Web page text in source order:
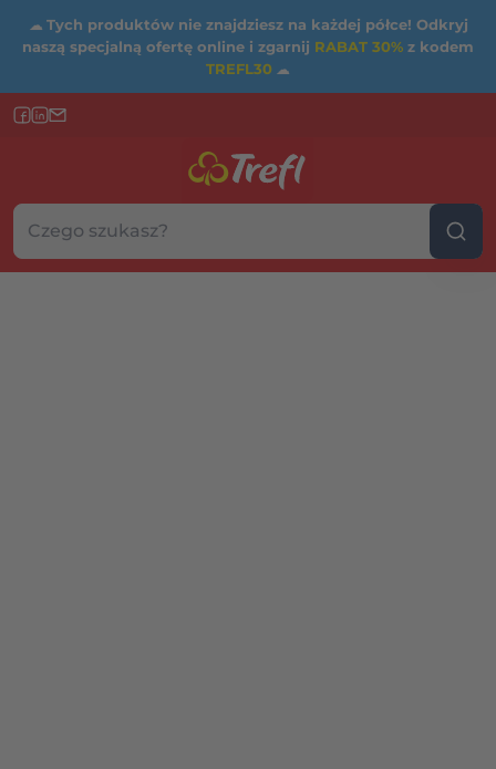
☁ Tych produktów nie znajdziesz na każdej półce! Odkryj
naszą specjalną ofertę online i zgarnij RABAT 30% z kodem
TREFL30 ☁
Szukaj w sklepie...
Wybierz kategorię